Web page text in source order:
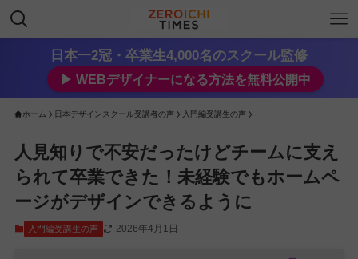
日本一2冠・卒業生4,000名のスクール監修
▶︎ WEBデザイナーになる方法を無料公開中
ホーム 日本デザインスクール受講者の声 入門編受講生の声
人見知りで不安だったけどチームに支え
られて卒業できた！未経験でもホームペ
ージがデザインできるように
入門編受講生の声 2026年4月1日